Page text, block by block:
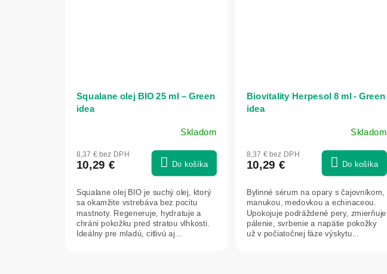
Squalane olej BIO 25 ml – Green
idea
Skladom
8,37 € bez DPH
10,29 € Do košíka
Squalane olej BIO je suchý olej, ktorý
sa okamžite vstrebáva bez pocitu
mastnoty. Regeneruje, hydratuje a
chráni pokožku pred stratou vlhkosti.
Ideálny pre mladú, citlivú aj...
Biovitality Herpesol 8 ml - Green
idea
Skladom
8,37 € bez DPH
10,29 € Do košíka
Bylinné sérum na opary s čajovníkom,
manukou, medovkou a echinaceou.
Upokojuje podráždené pery, zmierňuje
pálenie, svrbenie a napätie pokožky
už v počiatočnej fáze výskytu...